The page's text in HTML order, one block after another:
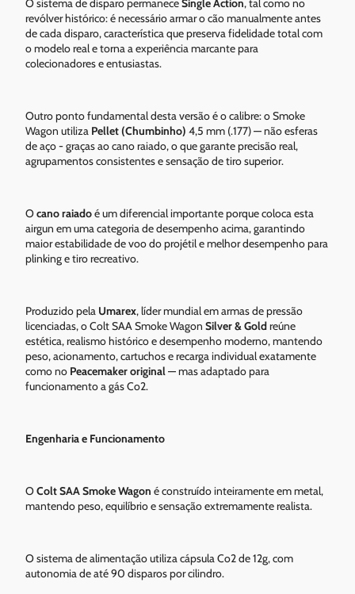
O sistema de disparo permaneceSingle Action, tal como no
revólver histórico: é necessário armar o cão manualmente antes
de cada disparo, característica que preserva fidelidade total com
o modelo real e torna a experiência marcante para
colecionadores e entusiastas.
Outro ponto fundamental desta versão é o calibre: o Smoke
Wagon utiliza Pellet (Chumbinho) 4,5 mm (.177) — não esferas
de aço - graças ao cano raiado, o que garante precisão real,
agrupamentos consistentes e sensação de tiro superior.
Ocano raiadoé um diferencial importante porque coloca esta
airgun em uma categoria de desempenho acima, garantindo
maior estabilidade de voo do projétil e melhor desempenho para
plinking e tiro recreativo.
Produzido pela Umarex, líder mundial em armas de pressão
licenciadas, o Colt SAA Smoke Wagon Silver & Goldreúne
estética, realismo histórico e desempenho moderno, mantendo
peso, acionamento, cartuchos e recarga individual exatamente
como no Peacemaker original— mas adaptado para
funcionamento a gás Co2.
Engenharia e Funcionamento
OColt SAA Smoke Wagon é construído inteiramente em metal,
mantendo peso, equilíbrio e sensação extremamente realista.
O sistema de alimentação utiliza cápsula Co2 de 12g, com
autonomia de até 90 disparos por cilindro.